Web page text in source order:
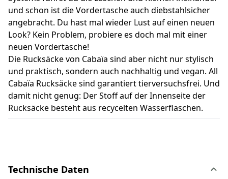
und schon ist die Vordertasche auch diebstahlsicher
angebracht. Du hast mal wieder Lust auf einen neuen
Look? Kein Problem, probiere es doch mal mit einer
neuen Vordertasche!
Die Rucksäcke von Cabaïa sind aber nicht nur stylisch
und praktisch, sondern auch nachhaltig und vegan. All
Cabaïa Rucksäcke sind garantiert tierversuchsfrei. Und
damit nicht genug: Der Stoff auf der Innenseite der
Rucksäcke besteht aus recycelten Wasserflaschen.
Technische Daten